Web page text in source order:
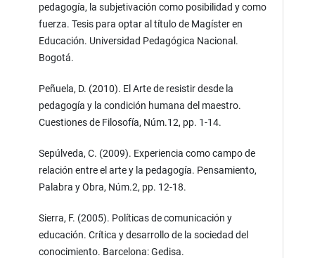
pedagogía, la subjetivación como posibilidad y como
fuerza. Tesis para optar al título de Magíster en
Educación. Universidad Pedagógica Nacional.
Bogotá.
Peñuela, D. (2010). El Arte de resistir desde la
pedagogía y la condición humana del maestro.
Cuestiones de Filosofía, Núm.12, pp. 1-14.
Sepúlveda, C. (2009). Experiencia como campo de
relación entre el arte y la pedagogía. Pensamiento,
Palabra y Obra, Núm.2, pp. 12-18.
Sierra, F. (2005). Políticas de comunicación y
educación. Crítica y desarrollo de la sociedad del
conocimiento. Barcelona: Gedisa.